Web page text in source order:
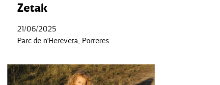
Zetak
21/06/2025
Parc de n'Hereveta, Porreres